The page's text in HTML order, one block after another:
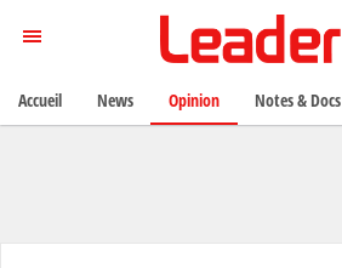
Accueil News Opinion Notes & Docs